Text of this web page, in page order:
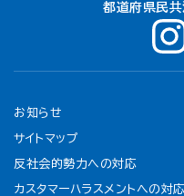
都道府県民共
お知らせ
サイトマップ
反社会的勢力への対応
カスタマーハラスメントへの対応